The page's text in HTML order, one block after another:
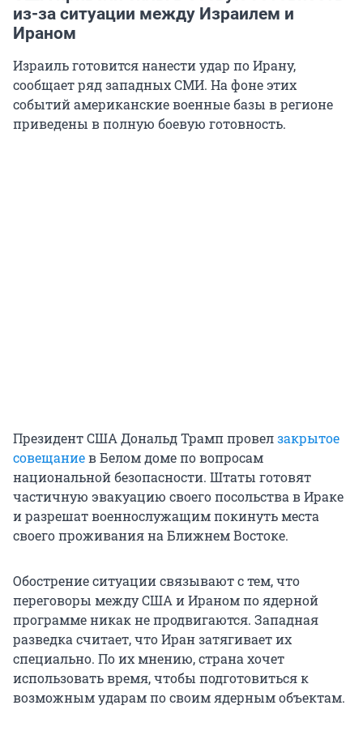
из-за ситуации между Израилем и
Ираном
Израиль готовится нанести удар по Ирану,
сообщает ряд западных СМИ. На фоне этих
событий американские военные базы в регионе
приведены в полную боевую готовность.
Президент США Дональд Трамп провелзакрытое
совещаниев Белом доме по вопросам
национальной безопасности. Штаты готовят
частичную эвакуацию своего посольства в Ираке
и разрешат военнослужащим покинуть места
своего проживания на Ближнем Востоке.
Обострение ситуации связывают с тем, что
переговоры между США и Ираном по ядерной
программе никак не продвигаются. Западная
разведка считает, что Иран затягивает их
специально. По их мнению, страна хочет
использовать время, чтобы подготовиться к
возможным ударам по своим ядерным объектам.